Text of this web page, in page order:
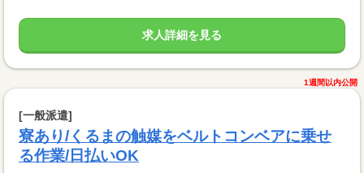
求人詳細を見る
1週間以内公開
[一般派遣]
寮あり/くるまの触媒をベルトコンベアに乗せ
る作業/日払いOK